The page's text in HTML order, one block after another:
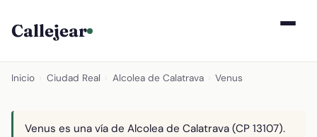
Callejear
Inicio Ciudad Real Alcolea de Calatrava Venus
Venus es una vía de Alcolea de Calatrava (CP 13107).